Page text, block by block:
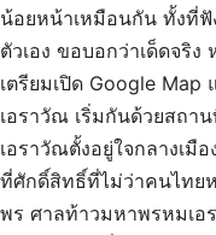
น้อยหน้าเหมือนกัน ทั้งที่ฟั
ตัวเอง ขอบอกว่าเด็ดจริ
เตรียมเปิด Google Map
เอราวัณ เริ่มกันด้วยสถา
เอราวัณตั้งอยู่ใจกลางเ
ที่ศักดิ์สิทธิ์ที่ไม่ว่าคนไทย
พร ศาลท้าวมหาพรหมเ